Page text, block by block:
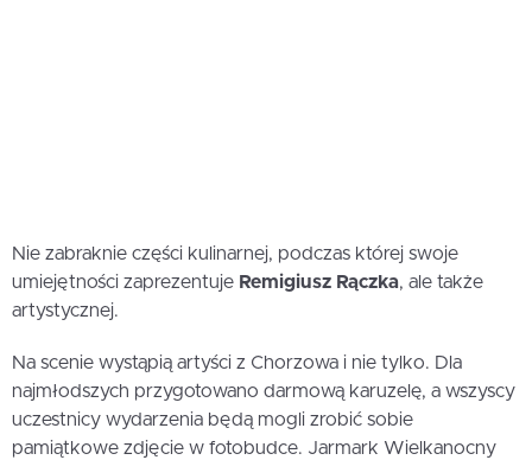
Nie zabraknie części kulinarnej, podczas której swoje
umiejętności zaprezentuje Remigiusz Rączka, ale także
artystycznej.
Na scenie wystąpią artyści z Chorzowa i nie tylko. Dla
najmłodszych przygotowano darmową karuzelę, a wszyscy
uczestnicy wydarzenia będą mogli zrobić sobie
pamiątkowe zdjęcie w fotobudce. Jarmark Wielkanocny